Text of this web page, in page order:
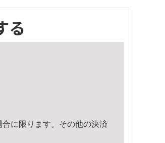
る
に限ります。その他の決済